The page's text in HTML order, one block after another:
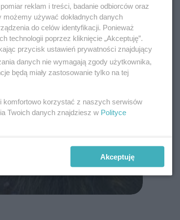
reklam i treści, badanie odbiorców oraz
możemy używać dokładnych danych
do celów identyfikacji. Ponieważ
technologii poprzez kliknięcie „Akceptuję”.
przycisk ustawień prywatności znajdujący
danych nie wymagają zgody użytkownika,
będą miały zastosowanie tylko na tej
komfortowo korzystać z naszych serwisów
Twoich danych znajdziesz w Polityce
Akceptuję